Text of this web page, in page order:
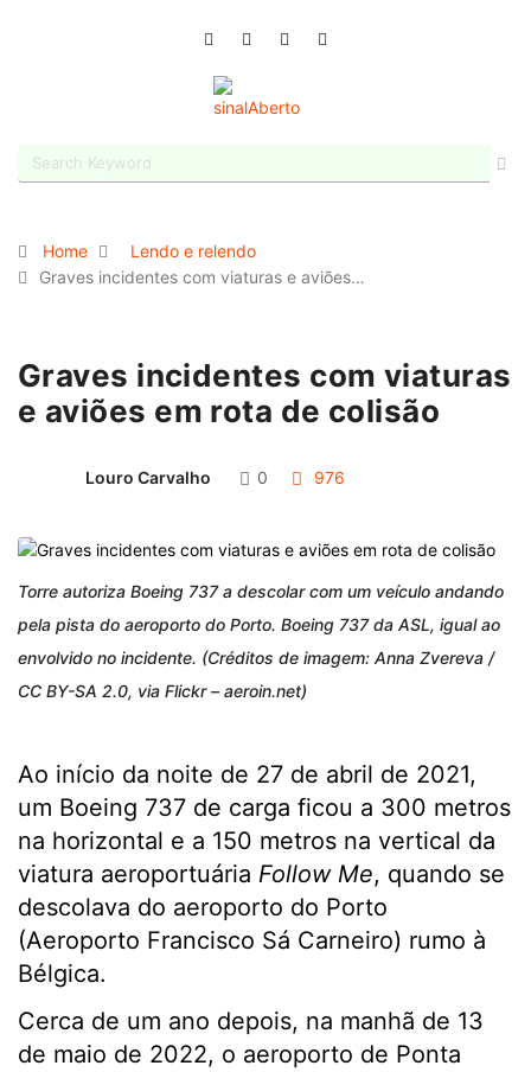
Home
Lendo e relendo
Graves incidentes com viaturas e aviões…
Graves incidentes com viaturas
e aviões em rota de colisão
Louro Carvalho 0 976
Torre autoriza Boeing 737 a descolar com um veículo andando
pela pista do aeroporto do Porto. Boeing 737 da ASL, igual ao
envolvido no incidente. (Créditos de imagem: Anna Zvereva /
CC BY-SA 2.0, via Flickr – aeroin.net)
Ao início da noite de 27 de abril de 2021,
um Boeing 737 de carga ficou a 300 metros
na horizontal e a 150 metros na vertical da
viatura aeroportuária Follow Me, quando se
descolava do aeroporto do Porto
(Aeroporto Francisco Sá Carneiro) rumo à
Bélgica.
Cerca de um ano depois, na manhã de 13
de maio de 2022, o aeroporto de Ponta